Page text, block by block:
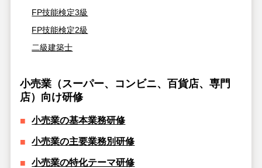
FP技能検定3級
FP技能検定2級
二級建築士
小売業（スーパー、コンビニ、百貨店、専門
店）向け研修
小売業の基本業務研修
小売業の主要業務別研修
小売業の特化テーマ研修